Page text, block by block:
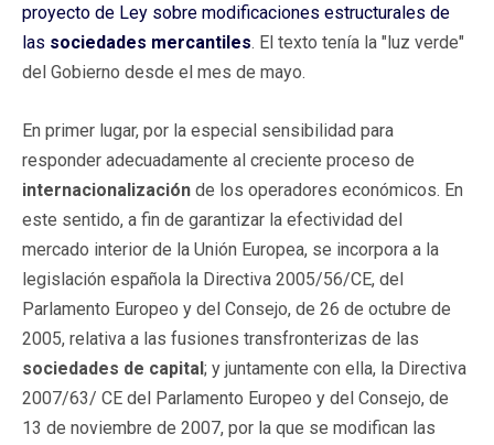
proyecto de Ley sobre modificaciones estructurales de
las sociedades mercantiles. El texto tenía la "luz verde"
del Gobierno desde el mes de mayo.
En primer lugar, por la especial sensibilidad para
responder adecuadamente al creciente proceso de
internacionalización de los operadores económicos. En
este sentido, a fin de garantizar la efectividad del
mercado interior de la Unión Europea, se incorpora a la
legislación española la Directiva 2005/56/CE, del
Parlamento Europeo y del Consejo, de 26 de octubre de
2005, relativa a las fusiones transfronterizas de las
sociedades de capital; y juntamente con ella, la Directiva
2007/63/ CE del Parlamento Europeo y del Consejo, de
13 de noviembre de 2007, por la que se modifican las